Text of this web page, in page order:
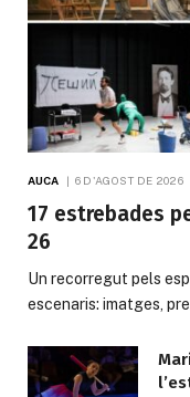
AUCA 6 D'AGOST DE 2026
17 estrebades
26
Un recorregut pels
escenaris: imatges,